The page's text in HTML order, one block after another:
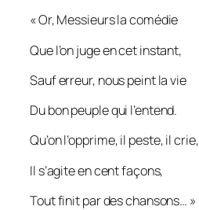
« Or, Messieurs la comédie
Que l’on juge en cet instant,
Sauf erreur, nous peint la vie
Du bon peuple qui l’entend.
Qu’on l’opprime, il peste, il crie,
Il s’agite en cent façons,
Tout finit par des chansons… »